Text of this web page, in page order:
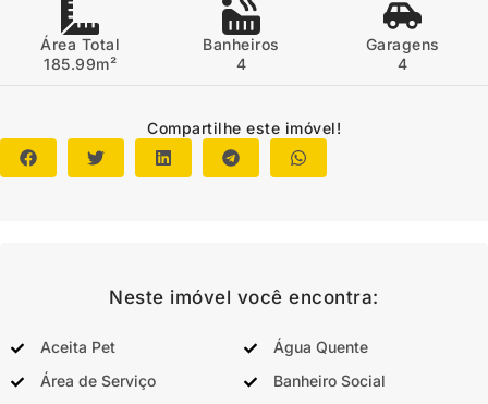
Área Total
185.99m²
Banheiros
4
Garagens
4
Compartilhe este imóvel!
Neste imóvel você encontra:
Aceita Pet
Água Quente
Área de Serviço
Banheiro Social